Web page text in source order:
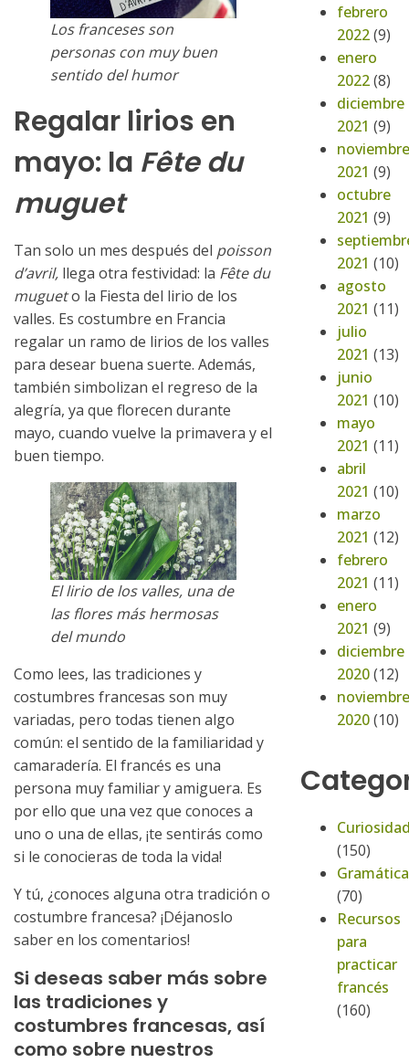
Los franceses son
personas con muy buen
sentido del humor
Regalar lirios en
mayo: la Fête du
muguet
Tan solo un mes después del poisson
d’avril, llega otra festividad: la Fête du
mugueto la Fiesta del lirio de los
valles. Es costumbre en Francia
regalar un ramo de lirios de los valles
para desear buena suerte. Además,
también simbolizan el regreso de la
alegría, ya que florecen durante
mayo, cuando vuelve la primavera y el
buen tiempo.
El lirio de los valles, una de
las flores más hermosas
del mundo
Como lees, las tradiciones y
costumbres francesas son muy
variadas, pero todas tienen algo
común: el sentido de la familiaridad y
camaradería. El francés es una
persona muy familiar y amiguera. Es
por ello que una vez que conoces a
uno o una de ellas, ¡te sentirás como
si le conocieras de toda la vida!
Y tú, ¿conoces alguna otra tradición o
costumbre francesa? ¡Déjanoslo
saber en los comentarios!
Si deseas saber más sobre
las tradiciones y
costumbres francesas, así
como sobre nuestros
febrero
2022(9)
enero
2022(8)
diciembre
2021 (9)
noviembre
2021 (9)
octubre
2021 (9)
2021 (10)
agosto
2021 (11)
julio
2021 (13)
junio
2021 (10)
mayo
2021 (11)
abril
2021 (10)
marzo
2021 (12)
febrero
2021 (11)
enero
2021 (9)
diciembre
2020(12)
noviembre
2020(10)
(150)
Gramática
(70)
Recursos
para
practicar
francés
(160)